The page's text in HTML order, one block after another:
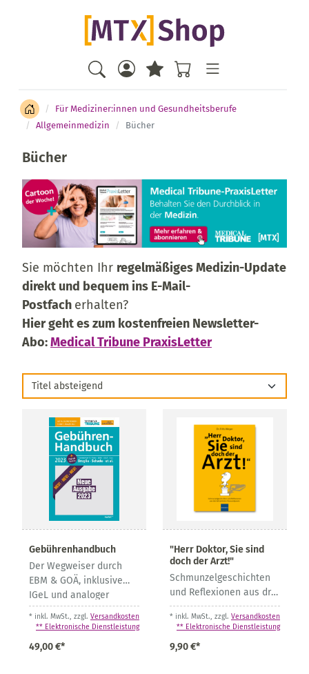
Für Mediziner:innen und Gesundheitsberufe
Allgemeinmedizin
Bücher
Bücher
Sie möchten Ihr regelmäßiges Medizin-Update
direkt und bequem ins E-Mail-
Postfach erhalten?
Hier geht es zum kostenfreien Newsletter-
Abo:Medical Tribune PraxisLetter
Titel absteigend
Gebührenhandbuch
49,00 €*
Der Wegweiser durch
EBM & GOÄ, inklusive
IGeL und analoger
Bewertungen
* inkl. MwSt., zzgl. Versandkosten
** Elektronische Dienstleistung
"Herr Doktor, Sie sind
doch der Arzt!"
9,90 €*
Schmunzelgeschichten
und Reflexionen aus drei
Jahrzehnten
Hausarztpraxis
* inkl. MwSt., zzgl. Versandkosten
** Elektronische Dienstleistung